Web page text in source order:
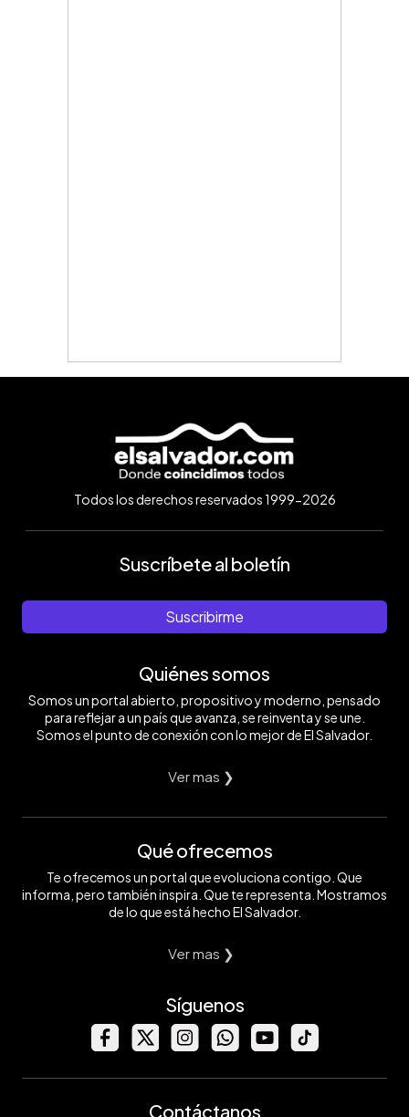
Todos los derechos reservados 1999-2026
Suscríbete al boletín
Suscribirme
Quiénes somos
Somos un portal abierto, propositivo y moderno, pensado
para reflejar a un país que avanza, se reinventa y se une.
Somos el punto de conexión con lo mejor de El Salvador.
Ver mas ❯
Qué ofrecemos
Te ofrecemos un portal que evoluciona contigo. Que
informa, pero también inspira. Que te representa. Mostramos
de lo que está hecho El Salvador.
Ver mas ❯
Síguenos
Contáctanos